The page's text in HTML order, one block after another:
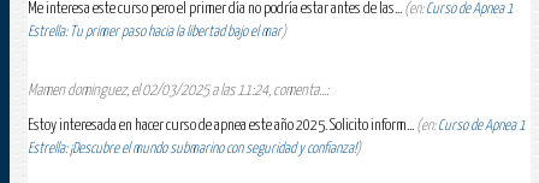
Me interesa este curso pero el primer día no podría estar antes de las... (en:Curso de Apnea 1
Estrella: Tu primer paso hacia la libertad bajo el mar)
Mamen dominguez, el 02/03/2025 a las 11:24, comenta...:
Estoy interesada en hacer curso de apnea este año 2025. Solicito inform... (en:Curso de Apnea 1
Estrella: ¡Descubre el mundo submarino con seguridad y confianza!)